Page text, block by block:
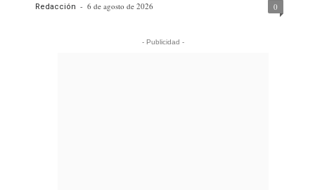
Redacción - 6 de agosto de 2026 0
- Publicidad -